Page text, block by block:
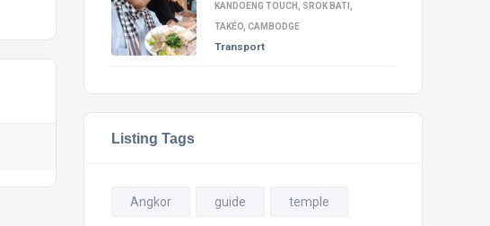
KANDOENG TOUCH, SROK BATI,
TAKÉO, CAMBODGE
Transport
Listing Tags
Angkor guide temple